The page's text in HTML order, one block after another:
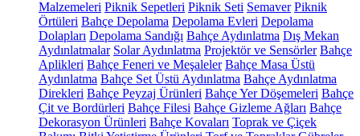
Malzemeleri Piknik Sepetleri Piknik Seti Semaver Piknik
Örtüleri Bahçe Depolama Depolama Evleri Depolama
Dolapları Depolama Sandığı Bahçe Aydınlatma Dış Mekan
Aydınlatmalar Solar Aydınlatma Projektör ve Sensörler Bahçe
Aplikleri Bahçe Feneri ve Meşaleler Bahçe Masa Üstü
Aydınlatma Bahçe Set Üstü Aydınlatma Bahçe Aydınlatma
Direkleri Bahçe Peyzaj Ürünleri Bahçe Yer Döşemeleri Bahçe
Çit ve Bordürleri Bahçe Filesi Bahçe Gizleme Ağları Bahçe
Dekorasyon Ürünleri Bahçe Kovaları Toprak ve Çiçek